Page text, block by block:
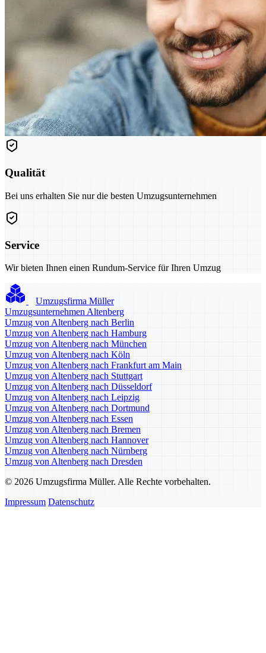
Qualität
Bei uns erhalten Sie nur die besten Umzugsunternehmen
Service
Wir bieten Ihnen einen Rundum-Service für Ihren Umzug
Umzugsfirma Müller
Umzugsunternehmen Altenberg
Umzug von Altenberg nach Berlin
Umzug von Altenberg nach Hamburg
Umzug von Altenberg nach München
Umzug von Altenberg nach Köln
Umzug von Altenberg nach Frankfurt am Main
Umzug von Altenberg nach Stuttgart
Umzug von Altenberg nach Düsseldorf
Umzug von Altenberg nach Leipzig
Umzug von Altenberg nach Dortmund
Umzug von Altenberg nach Essen
Umzug von Altenberg nach Bremen
Umzug von Altenberg nach Hannover
Umzug von Altenberg nach Nürnberg
Umzug von Altenberg nach Dresden
© 2026 Umzugsfirma Müller. Alle Rechte vorbehalten.
Impressum Datenschutz